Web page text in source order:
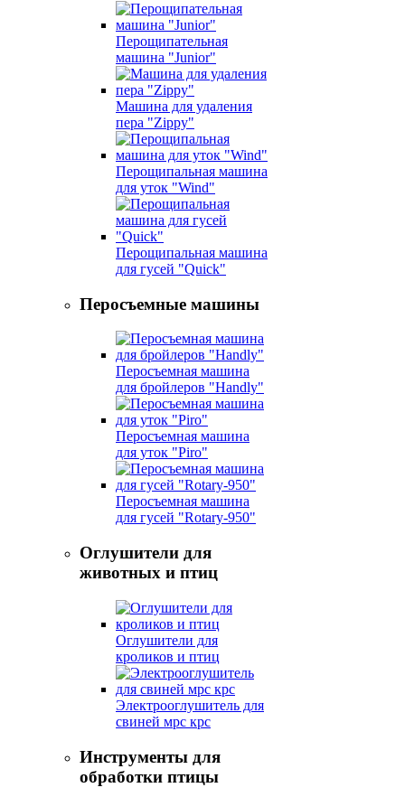
Перощипательная
машина "Junior"
Машина для удаления
пера "Zippy"
Перощипальная машина
для уток "Wind"
Перощипальная машина
для гусей "Quick"
Перосъемные машины
Перосъемная машина
для бройлеров "Handly"
Перосъемная машина
для уток "Piro"
Перосъемная машина
для гусей "Rotary-950"
Оглушители для
животных и птиц
Оглушители для
кроликов и птиц
Электрооглушитель для
свиней мрс крс
Инструменты для
обработки птицы